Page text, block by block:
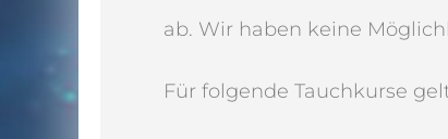
ab. Wir haben keine
Für folgende Tauchkurse